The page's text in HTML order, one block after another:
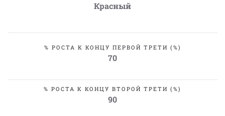
Красный
% РОСТА К КОНЦУ ПЕРВОЙ ТРЕТИ (%)
70
% РОСТА К КОНЦУ ВТОРОЙ ТРЕТИ (%)
90